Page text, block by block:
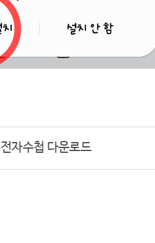
전자수첩 다운로드